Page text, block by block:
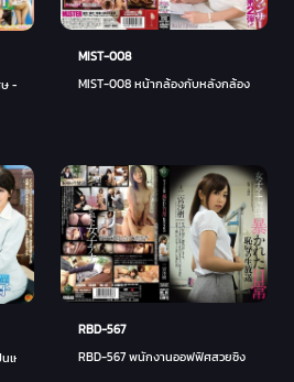
- นาจิ ซากากิ
MIST-008
MIST-008 หน้ากล้องกับหลังกล้องเหมือนกั
เหมือนกัน
RBD-567
RBD-567 พนักงานออฟฟิศสวยซิง